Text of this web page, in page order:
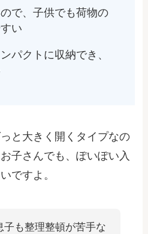
で、子供でも荷物の
い
パクトに収納でき、
と大きく開くタイプなの
子さんでも、ぽいぽい入
ですよ。
子も整理整頓が苦手な